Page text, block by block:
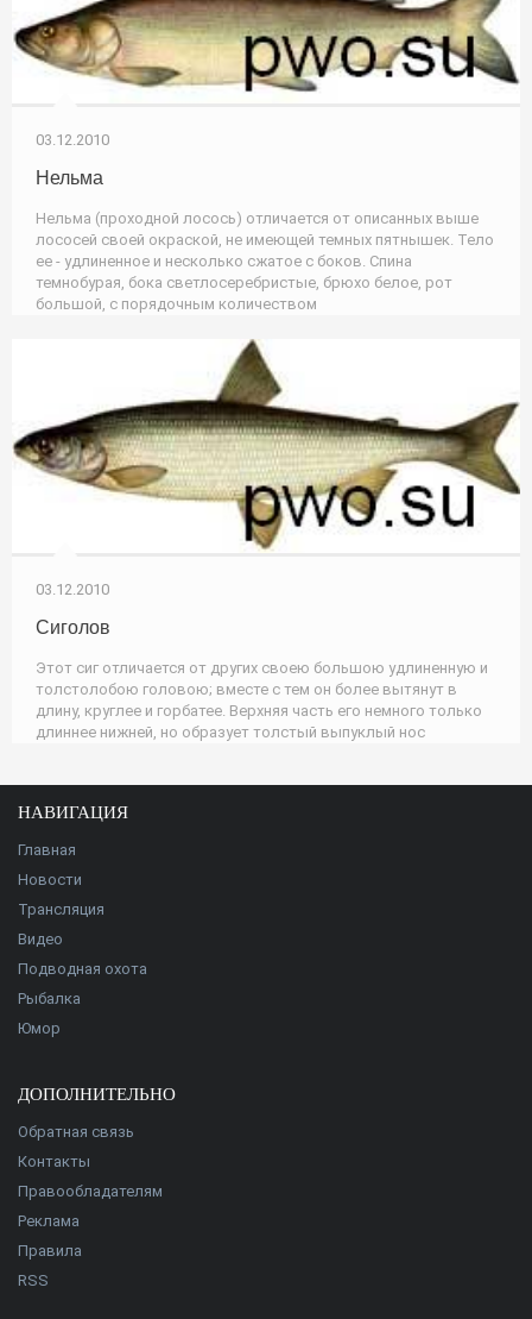
03.12.2010
Нельма
Нельма (проходной лосось) отличается от описанных выше
лососей своей окраской, не имеющей темных пятнышек. Тело
ее - удлиненное и несколько сжатое с боков. Спина
темнобурая, бока светлосеребристые, брюхо белое, рот
большой, с порядочным количеством
03.12.2010
Сиголов
Этот сиг отличается от других своею большою удлиненную и
толстолобою головою; вместе с тем он более вытянут в
длину, круглее и горбатее. Верхняя часть его немного только
длиннее нижней, но образует толстый выпуклый нос
НАВИГАЦИЯ
Главная
Новости
Трансляция
Видео
Подводная охота
Рыбалка
Юмор
ДОПОЛНИТЕЛЬНО
Обратная связь
Контакты
Правообладателям
Реклама
Правила
RSS